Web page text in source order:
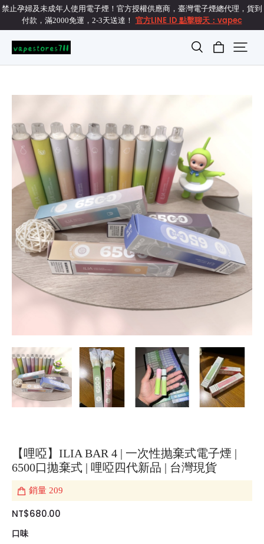
禁止孕婦及未成年人使用電子煙！官方授權供應商，臺灣電子煙總代理，貨到
付款，滿2000免運，2-3天送達！ 官方LINE ID 點擊聊天：vapec
【哩啞】ILIA BAR 4 | 一次性抛棄式電子煙 |
6500口拋棄式 | 哩啞四代新品 | 台灣現貨
銷量 209
NT$680.00
口味